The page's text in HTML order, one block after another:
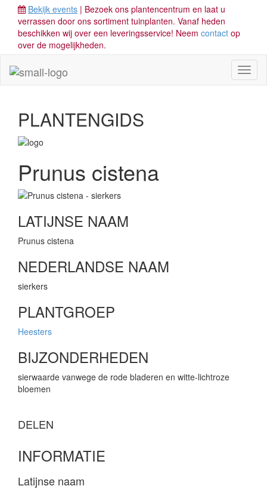
Bekijk events | Bezoek ons plantencentrum en laat u
verrassen door ons sortiment tuinplanten. Vanaf heden
beschikken wij over een leveringsservice! Neem contact op
over de mogelijkheden.
PLANTENGIDS
Prunus cistena
LATIJNSE NAAM
Prunus cistena
NEDERLANDSE NAAM
sierkers
PLANTGROEP
Heesters
BIJZONDERHEDEN
sierwaarde vanwege de rode bladeren en witte-lichtroze
bloemen
DELEN
INFORMATIE
Latijnse naam